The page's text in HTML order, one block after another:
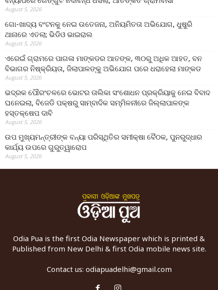
August 5, 2026
ଗୋ-ଖାଦ୍ୟ ବଂଟନକୁ ନେଇ ଉତେଜନା, ଅନିୟମିତତା ଅଭିଯୋଗ, ଧୁଷୁରି
ଥାନାରେ ଏତଲା; ଭିଡିଓ ଭାଇରାଲ
August 5, 2026
ଏରେଇଁ ଗ୍ରାମରେ ପାଗଳା ମାଙ୍କଡର ଆତଙ୍କ, ୩୦ରୁ ଅଧିକ ଆହତ, ବନ
ବିଭାଗର ନିଷ୍କ୍ରିୟତା, ଜିଲାପାଳଙ୍କୁ ଅଭିଯୋଗ ପରେ ଧରାହେଲା ମାଙ୍କଡ
August 5, 2026
ଭଦ୍ରକ ପୌରଂଚଳରେ ଭୋଟର ତାଲିକା ସଂଶୋଧନ ପ୍ରକ୍ରିୟାକୁ ନେଇ ବିବାଦ
ଘନେଇଲା, ବିଜେଡି ପକ୍ଷରୁ ସାମ୍ବାଦିକ ସମ୍ମିଳନୀରେ ଜିଲ୍ଲାପାଳଙ୍କ
ହସ୍ତକ୍ଷେପ ଦାବି
August 5, 2026
ଉପ ମୁଖ୍ୟମନ୍ତ୍ରୀଙ୍କ ବନ୍ୟା ପରିସ୍ଥିତିର ସମୀକ୍ଷା ବୈଠକ, ପୁନରୁଦ୍ଧାର
କାର୍ଯ୍ୟ ଉପରେ ଗୁରୁତ୍ୱାରୋପ
August 5, 2026
Odia Pua is the first Odia Newspaper which is printed &
Published from New Delhi & first Odia mobile news site.
Contact us: odiapuadelhi@gmail.com